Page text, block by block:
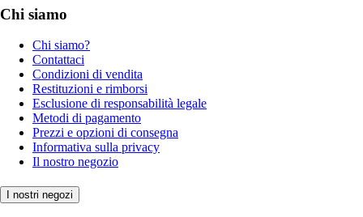
Chi siamo
Chi siamo?
Contattaci
Condizioni di vendita
Restituzioni e rimborsi
Esclusione di responsabilità legale
Metodi di pagamento
Prezzi e opzioni di consegna
Informativa sulla privacy
Il nostro negozio
I nostri negozi